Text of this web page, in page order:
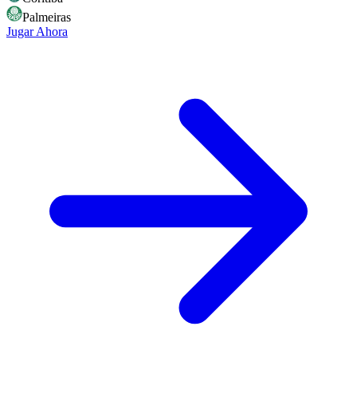
Palmeiras
Jugar Ahora